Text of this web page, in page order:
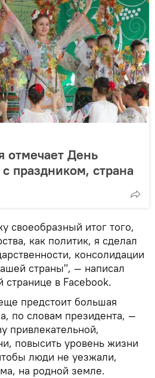
отмечает День
праздником, страна
своеобразный итог того,
как политик, я сделал
консолидации
страны", — написал
в Facebook.
предстоит большая
по словам президента, —
привлекательной,
повысить уровень жизни
люди не уезжали,
на родной земле.